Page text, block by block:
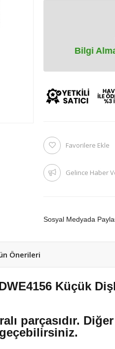
Bilgi
Favorilere Ekle
Gelince Haber
Sosyal Medyada
Önerileri
Küçük
parçasıdır.
geçebilirsiniz.